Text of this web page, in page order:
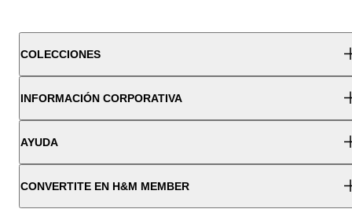
COLECCIONES
INFORMACIÓN CORPORATIVA
AYUDA
CONVERTITE EN H&M MEMBER